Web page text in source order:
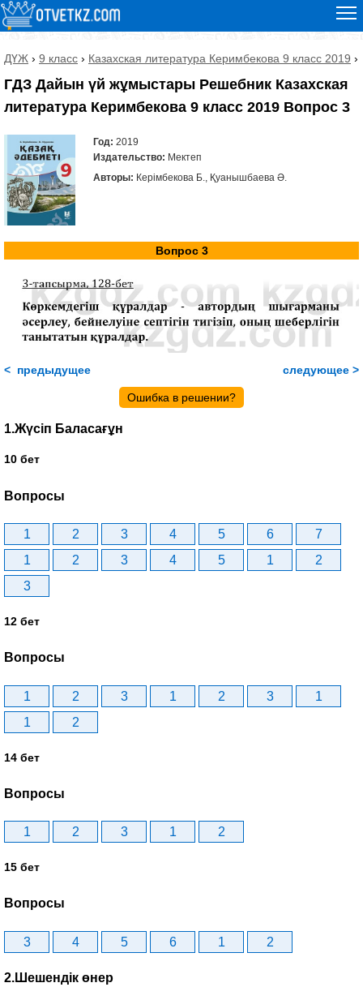
ДҮЖ › 9 класс › Казахская литература Керимбекова 9 класс 2019 ›
ГДЗ Дайын үй жұмыстары Решебник Казахская
литература Керимбекова 9 класс 2019 Вопрос 3
Год: 2019
Издательство: Мектеп
Авторы: Керімбекова Б., Қуанышбаева Ә.
Вопрос 3
< предыдущее следующее >
Ошибка в решении?
1.Жүсіп Баласағұн
10 бет
Вопросы
1 2 3 4 5 6
7
1
2 3 4 5 1
2
3
12 бет
Вопросы
1 2 3 1 2 3
1
1
2
14 бет
Вопросы
1 2 3 1 2
15 бет
Вопросы
3 4 5 6 1 2
2.Шешендік өнер